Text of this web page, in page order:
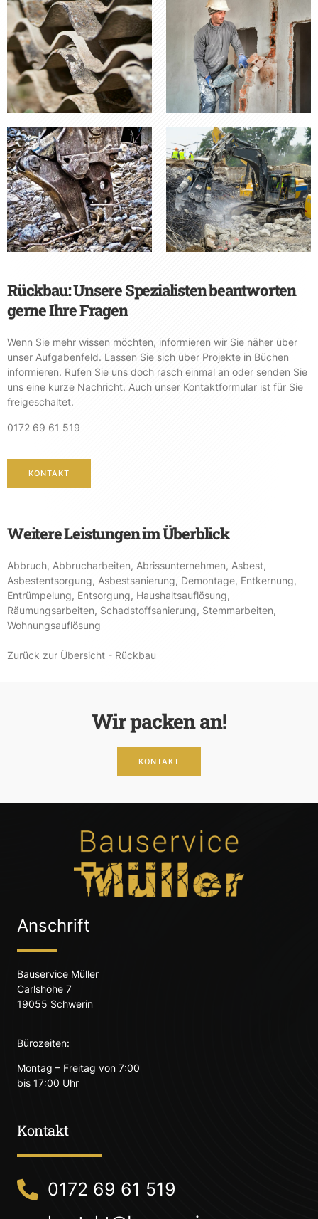
Rückbau: Unsere Spezialisten beantworten
gerne Ihre Fragen
Wenn Sie mehr wissen möchten, informieren wir Sie näher über
unser Aufgabenfeld. Lassen Sie sich über Projekte in Büchen
informieren. Rufen Sie uns doch rasch einmal an oder senden Sie
uns eine kurze Nachricht. Auch unser Kontaktformular ist für Sie
freigeschaltet.
0172 69 61 519
KONTAKT
Weitere Leistungen im Überblick
Abbruch, Abbrucharbeiten, Abrissunternehmen, Asbest,
Asbestentsorgung, Asbestsanierung, Demontage, Entkernung,
Entrümpelung, Entsorgung, Haushaltsauflösung,
Räumungsarbeiten, Schadstoffsanierung, Stemmarbeiten,
Wohnungsauflösung
Zurück zur Übersicht - Rückbau
Wir packen an!
KONTAKT
Anschrift
Bauservice Müller
Carlshöhe 7
19055 Schwerin
Bürozeiten:
Montag – Freitag von 7:00
bis 17:00 Uhr
Kontakt
0172 69 61 519